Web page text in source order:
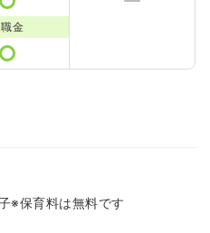
金
※保育料は無料です